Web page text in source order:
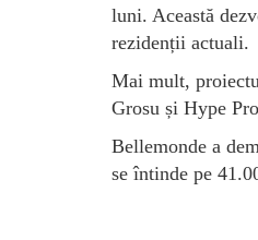
luni. Această
rezidenții actuali.
Mai mult,
Grosu și Hype
Bellemonde a
se întinde pe